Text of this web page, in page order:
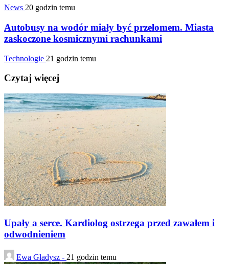
News 20 godzin temu
Autobusy na wodór miały być przełomem. Miasta
zaskoczone kosmicznymi rachunkami
Technologie 21 godzin temu
Czytaj więcej
Upały a serce. Kardiolog ostrzega przed zawałem i
odwodnieniem
Ewa Gładysz - 21 godzin temu